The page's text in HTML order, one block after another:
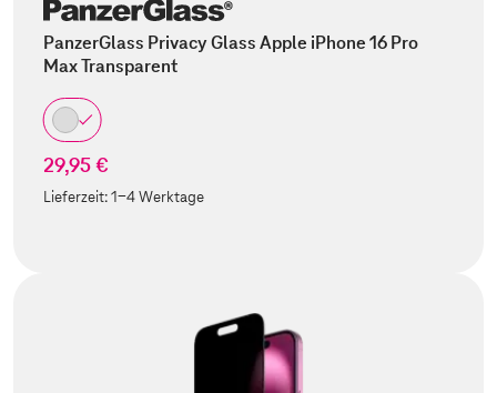
PanzerGlass Privacy Glass Apple iPhone 16 Pro
Max Transparent
29,95 €
Lieferzeit:1-4 Werktage